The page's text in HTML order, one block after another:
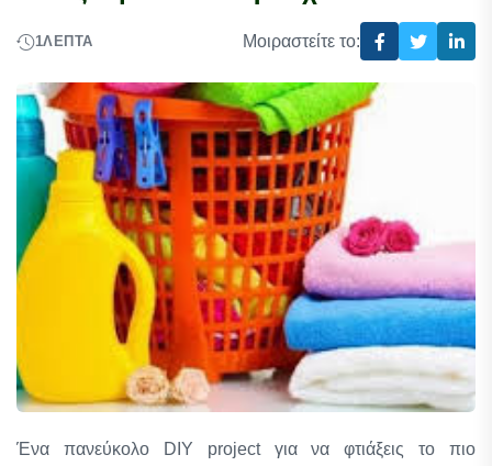
1ΛΕΠΤΆ Μοιραστείτε το:
Ένα πανεύκολο DIY project για να φτιάξεις το πιο